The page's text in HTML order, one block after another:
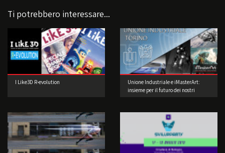
Ti potrebbero interessare...
I Like3D R-evolution
Unione Industriale e iMasterArt:
insieme per il futuro dei nostri